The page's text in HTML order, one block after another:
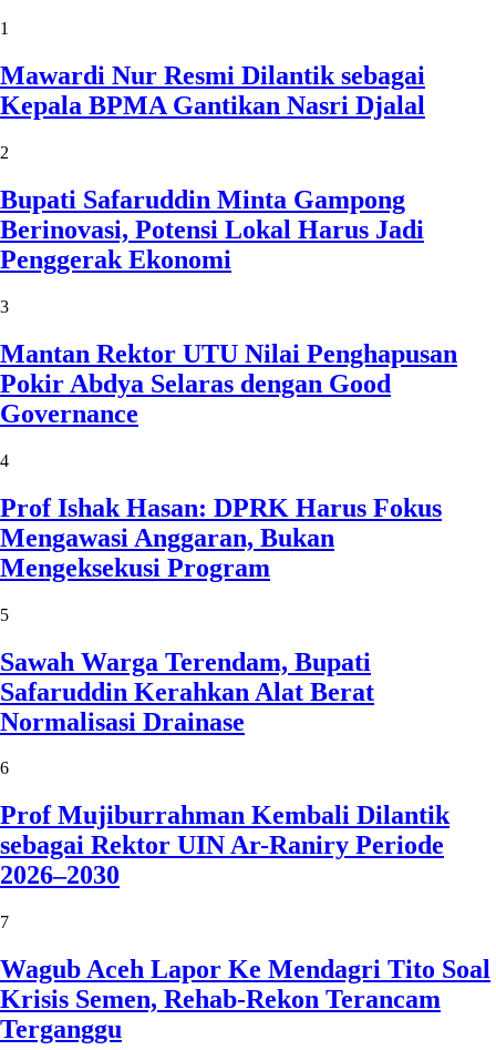
1
Mawardi Nur Resmi Dilantik sebagai
Kepala BPMA Gantikan Nasri Djalal
2
Bupati Safaruddin Minta Gampong
Berinovasi, Potensi Lokal Harus Jadi
Penggerak Ekonomi
3
Mantan Rektor UTU Nilai Penghapusan
Pokir Abdya Selaras dengan Good
Governance
4
Prof Ishak Hasan: DPRK Harus Fokus
Mengawasi Anggaran, Bukan
Mengeksekusi Program
5
Sawah Warga Terendam, Bupati
Safaruddin Kerahkan Alat Berat
Normalisasi Drainase
6
Prof Mujiburrahman Kembali Dilantik
sebagai Rektor UIN Ar-Raniry Periode
2026–2030
7
Wagub Aceh Lapor Ke Mendagri Tito Soal
Krisis Semen, Rehab-Rekon Terancam
Terganggu